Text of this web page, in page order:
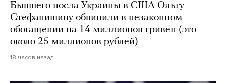
Бывшего посла Украины в США Ольгу
Стефанишину обвинили в незаконном
обогащении на 14 миллионов гривен (это
около 25 миллионов рублей)
18 часов назад